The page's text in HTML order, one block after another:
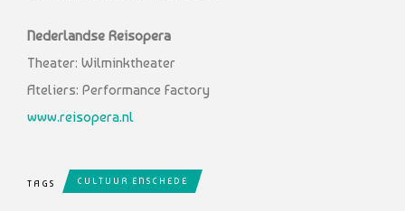
Nederlandse Reisopera
Theater: Wilminktheater
Ateliers: Performance Factory
www.reisopera.nl
TAGS CULTUUR ENSCHEDE